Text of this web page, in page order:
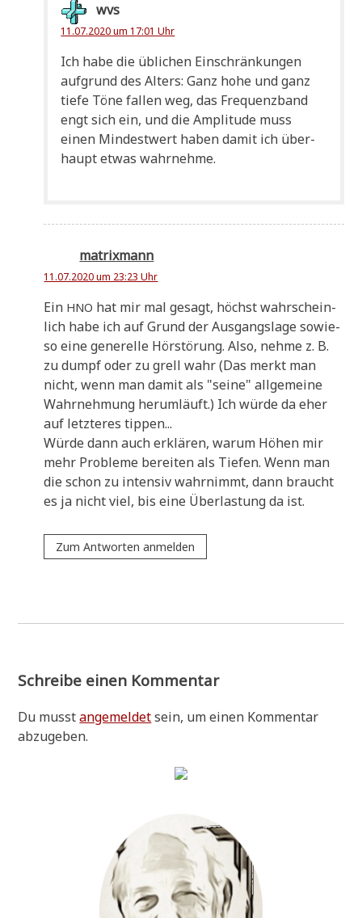
wvs
11.07.2020 um 17:01 Uhr
Ich habe die übli­chen Ein­schrän­kun­gen
auf­grund des Alters: Ganz hohe und ganz
tie­fe Töne fal­len weg, das Fre­quenz­band
engt sich ein, und die Ampli­tu­de muss
einen Min­dest­wert haben damit ich über­
haupt etwas wahrnehme.
matrixmann
11.07.2020 um 23:23 Uhr
Ein HNO hat mir mal gesagt, höchst wahr­schein­
lich habe ich auf Grund der Aus­gangs­la­ge sowie­
so eine gene­rel­le Hör­stö­rung. Also, neh­me z. B.
zu dumpf oder zu grell wahr (Das merkt man
nicht, wenn man damit als "sei­ne" all­ge­mei­ne
Wahr­neh­mung her­um­läuft.) Ich wür­de da eher
auf letz­te­res tippen...
Wür­de dann auch erklä­ren, war­um Höhen mir
mehr Pro­ble­me berei­ten als Tie­fen. Wenn man
die schon zu inten­siv wahr­nimmt, dann braucht
es ja nicht viel, bis eine Über­la­stung da ist.
Zum Antworten anmelden
Schreibe einen Kommentar
Du musstangemeldetsein, um einen Kommentar
abzugeben.